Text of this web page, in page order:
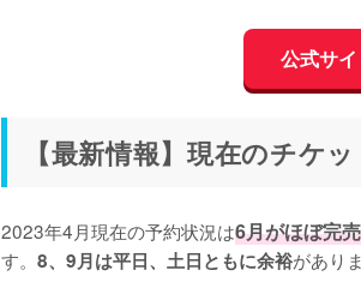
公式サ
【最新情報】現在のチケ
2023年4月現在の予約状況は6月がほぼ完
す。 8、9月は平日、土日ともに余裕があり